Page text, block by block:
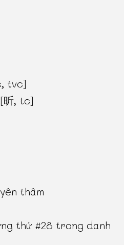
tvc]
昕, tc]
thâm
thứ #28 trong danh